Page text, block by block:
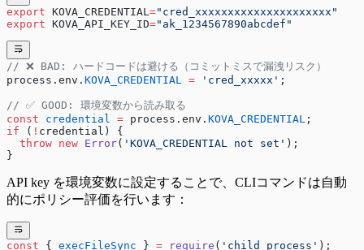
export KOVA_CREDENTIAL="cred_xxxxxxxxxxxxxxxxxxxxx"
export KOVA_API_KEY_ID="ak_1234567890abcdef"
// ❌ BAD: ハードコードは避ける（コミットミスで漏洩リスク）
process.env. KOVA_CREDENTIAL = 'cred_xxxxx' ;
// ✅ GOOD: 環境変数から読み取る
const credential = process.env. KOVA_CREDENTIAL ;
if ( ! credential) {
  throw
new Error( 'KOVA_CREDENTIAL not set' );
}
API key を環境変数に設定することで、CLIコマンドは自動
的にポリシー評価を行います：
const { execFileSync } = require ( 'child_process' );